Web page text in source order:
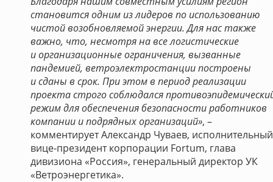
становится одним из лидеров по использованию
чистой возобновляемой энергии. Для нас также
важно, что, несмотря на все логистические
и организационные ограничения, вызванные
пандемией, ветроэлектростанции построены
и сданы в срок. При этом в период реализации
проекта строго соблюдался
режим для обеспечения безопасности работников
компании и подрядных организаций», –
комментирует Александр Чуваев, исполнительный
вице-президент корпорации Fortum, глава
дивизиона «Россия», генеральный директор УК
«Ветроэнергетика».